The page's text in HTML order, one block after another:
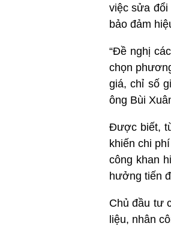
việc sửa đổi
bảo đảm
“Đề nghị
chọn
giá, chỉ số
ông Bùi
Được biết,
khiến chi
công khan
hưởng tiến
Chủ đầu tư
liệu, nhân